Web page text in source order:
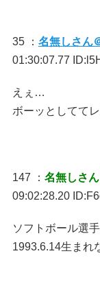
35 ： 名無しさん
01:30:07.77
えぇ…
ボーッとしてて
147 ： 名無しさん
09:02:28.20
ソフトボール選
1993.6.14生まれ